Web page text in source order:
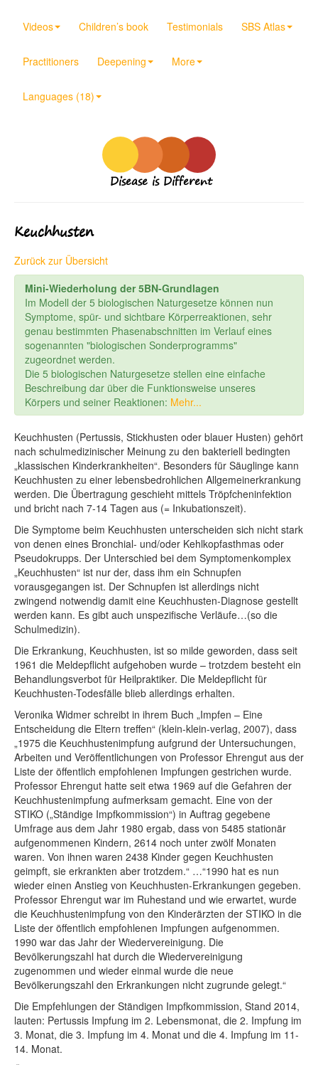
Videos Children’s book Testimonials SBS Atlas
Practitioners Deepening More
Languages (18)
Disease is Different
Keuchhusten
Zurück zur Übersicht
Mini-Wiederholung der 5BN-Grundlagen
Im Modell der 5 biologischen Naturgesetze können nun
Symptome, spür- und sichtbare Körperreaktionen, sehr
genau bestimmten Phasenabschnitten im Verlauf eines
sogenannten "biologischen Sonderprogramms"
zugeordnet werden.
Die 5 biologischen Naturgesetze stellen eine einfache
Beschreibung dar über die Funktionsweise unseres
Körpers und seiner Reaktionen: Mehr...
Keuchhusten (Pertussis, Stickhusten oder blauer Husten) gehört
nach schulmedizinischer Meinung zu den bakteriell bedingten
„klassischen Kinderkrankheiten“. Besonders für Säuglinge kann
Keuchhusten zu einer lebensbedrohlichen Allgemeinerkrankung
werden. Die Übertragung geschieht mittels Tröpfcheninfektion
und bricht nach 7-14 Tagen aus (= Inkubationszeit).
Die Symptome beim Keuchhusten unterscheiden sich nicht stark
von denen eines Bronchial- und/oder Kehlkopfasthmas oder
Pseudokrupps. Der Unterschied bei dem Symptomenkomplex
„Keuchhusten“ ist nur der, dass ihm ein Schnupfen
vorausgegangen ist. Der Schnupfen ist allerdings nicht
zwingend notwendig damit eine Keuchhusten-Diagnose gestellt
werden kann. Es gibt auch unspezifische Verläufe…(so die
Schulmedizin).
Die Erkrankung, Keuchhusten, ist so milde geworden, dass seit
1961 die Meldepflicht aufgehoben wurde – trotzdem besteht ein
Behandlungsverbot für Heilpraktiker. Die Meldepflicht für
Keuchhusten-Todesfälle blieb allerdings erhalten.
Veronika Widmer schreibt in ihrem Buch „Impfen – Eine
Entscheidung die Eltern treffen“ (klein-klein-verlag, 2007), dass
„1975 die Keuchhustenimpfung aufgrund der Untersuchungen,
Arbeiten und Veröffentlichungen von Professor Ehrengut aus der
Liste der öffentlich empfohlenen Impfungen gestrichen wurde.
Professor Ehrengut hatte seit etwa 1969 auf die Gefahren der
Keuchhustenimpfung aufmerksam gemacht. Eine von der
STIKO („Ständige Impfkommission“) in Auftrag gegebene
Umfrage aus dem Jahr 1980 ergab, dass von 5485 stationär
aufgenommenen Kindern, 2614 noch unter zwölf Monaten
waren. Von ihnen waren 2438 Kinder gegen Keuchhusten
geimpft, sie erkrankten aber trotzdem.“ …“1990 hat es nun
wieder einen Anstieg von Keuchhusten-Erkrankungen gegeben.
Professor Ehrengut war im Ruhestand und wie erwartet, wurde
die Keuchhustenimpfung von den Kinderärzten der STIKO in die
Liste der öffentlich empfohlenen Impfungen aufgenommen.
1990 war das Jahr der Wiedervereinigung. Die
Bevölkerungszahl hat durch die Wiedervereinigung
zugenommen und wieder einmal wurde die neue
Bevölkerungszahl den Erkrankungen nicht zugrunde gelegt.“
Die Empfehlungen der Ständigen Impfkommission, Stand 2014,
lauten: Pertussis Impfung im 2. Lebensmonat, die 2. Impfung im
3. Monat, die 3. Impfung im 4. Monat und die 4. Impfung im 11-
14. Monat.